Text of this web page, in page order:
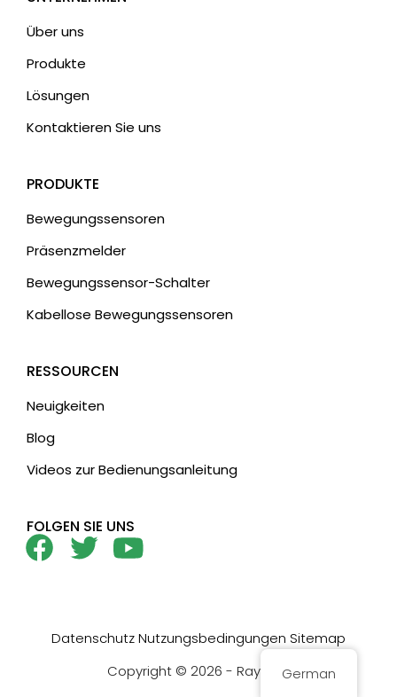
Über uns
Produkte
Lösungen
Kontaktieren Sie uns
PRODUKTE
Bewegungssensoren
Präsenzmelder
Bewegungssensor-Schalter
Kabellose Bewegungssensoren
RESSOURCEN
Neuigkeiten
Blog
Videos zur Bedienungsanleitung
FOLGEN SIE UNS
DatenschutzNutzungsbedingungen Sitemap
Copyright © 2026 - RayzeekGerman